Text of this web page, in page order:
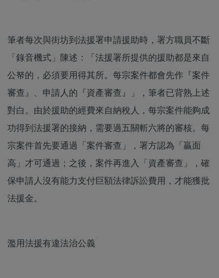
筆者每次與街坊到法援署申請援助時，署方職員不斷
「錄音機式」陳述：「法援署所提供的援助都是來自
公帑的，必須要用得其所。每宗案件都會先作『案件
審查』、申請人的『資產審查』」，筆者已背熟上述
對白。由於援助的經費來自納稅人，每宗案件能夠成
功得到法援署的接納，需要過五關斬六將的審核。每
宗案件首先要通過「案件審查」，署方認為「贏面
高」才可通過；之後，案件再進入「資產審查」，確
保申請人沒有能力支付巨額法律訴訟費用，才能獲批
法援金。
濫用法援有違法治公義